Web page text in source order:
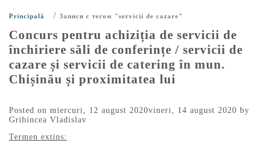
Principală / Записи с тегом "servicii de cazare"
Concurs pentru achiziția de servicii de
închiriere săli de conferințe / servicii de
cazare și servicii de catering în mun.
Chișinău și proximitatea lui
Posted on miercuri, 12 august 2020vineri, 14 august 2020 by
Gribincea Vladislav
Termen extins: